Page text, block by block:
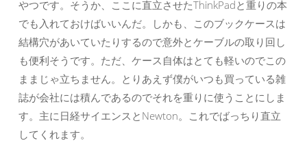
やつです。そうか、ここに直立させたThinkPadと重りの本
でも入れておけばいいんだ。しかも、このブックケースは
結構穴があいていたりするので意外とケーブルの取り回し
も便利そうです。ただ、ケース自体はとても軽いのでこの
ままじゃ立ちません。とりあえず僕がいつも買っている雑
誌が会社には積んであるのでそれを重りに使うことにしま
す。主に日経サイエンスとNewton。これでばっちり直立
してくれます。